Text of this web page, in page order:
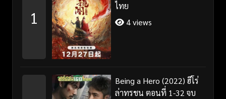
1
ไทย
4 views
Being a Hero (2022) ฮีโร่
ล่าทรชน ตอนที่ 1-32 จบ